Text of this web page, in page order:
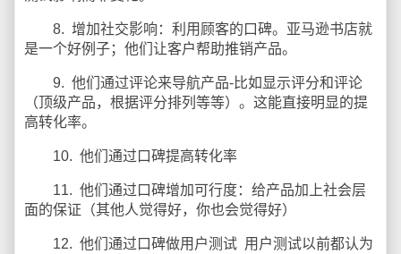
8. 增加社交影响：利用顾客的口碑。亚马逊书店就
是一个好例子；他们让客户帮助推销产品。
9. 他们通过评论来导航产品-比如显示评分和评论
（顶级产品，根据评分排列等等）。这能直接明显的提
高转化率。
10. 他们通过口碑提高转化率
11. 他们通过口碑增加可行度：给产品加上社会层
面的保证（其他人觉得好，你也会觉得好）
12. 他们通过口碑做用户测试 用户测试以前都认为